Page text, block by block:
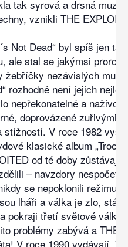
tak syrová a drsná
vznikli THE
Not Dead“ byl spíš jen
ale stal se jakýmsi
žebříčky nezávislých
rozhodně není jejich
nepřekonatelné a naživo
doprovázené zuřivými
stížností. V roce 1982
klasické album
od té doby zůstávají
– navzdory
se nepoklonili režimu.
lháři a válka je zlo, stále
pokraji třetí světové
problémy zabývá a THE
V roce 1990 vydávají